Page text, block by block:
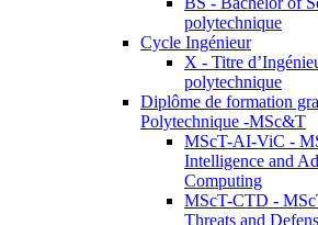
polytechnique
Cycle Ingénieur
X - Titre
polytechnique
Diplôme de formation
Polytechnique -MSc&T
MScT-AI-ViC -
Intelligence and
Computing
MScT-CTD -
Threats and